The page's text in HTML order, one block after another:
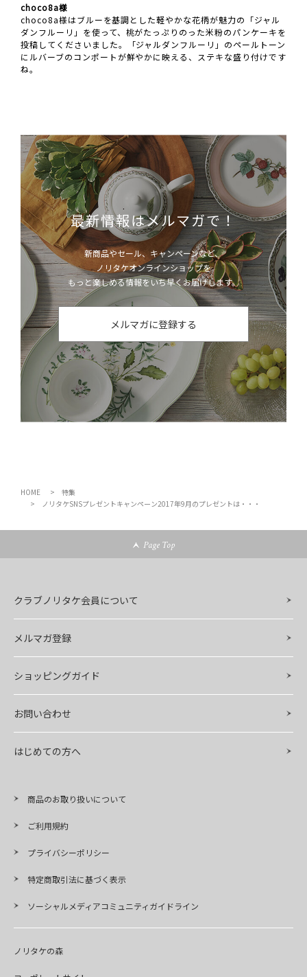
choco8a様
choco8a様はブルーを基調とした軽やかな花柄が魅力の「ジャル
ダンフルーリ」を使って、桃がたっぷりのった米粉のパンケーキを
投稿してくださいました。「ジャルダンフルーリ」のペールトーン
にルバーブのコンポートが鮮やかに映える、ステキな盛り付けです
ね。
最新情報はメルマガで！
新商品やセール、キャンペーンなど、
ノリタケオンラインショップを
もっと楽しめる情報をいち早くお届けします。
メルマガに登録する
HOME
特集
ノリタケSNSプレゼントキャンペーン2017年9月のプレゼントは・・・
Page Top
クラブノリタケ会員について
メルマガ登録
ショッピングガイド
お問い合わせ
はじめての方へ
商品のお取り扱いについて
ご利用規約
プライバシーポリシー
特定商取引法に基づく表示
ソーシャルメディアコミュニティガイドライン
ノリタケの森